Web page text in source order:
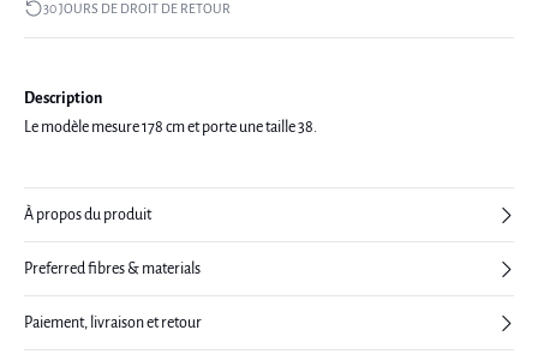
30 JOURS DE DROIT DE RETOUR
Description
Le modèle mesure 178 cm et porte une taille 38.
À propos du produit
Preferred fibres & materials
Paiement, livraison et retour